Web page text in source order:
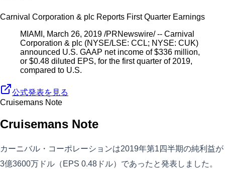
Carnival Corporation & plc Reports First Quarter Earnings
MIAMI, March 26, 2019 /PRNewswire/ -- Carnival
Corporation & plc (NYSE/LSE: CCL; NYSE: CUK)
announced U.S. GAAP net income of $336 million,
or $0.48 diluted EPS, for the first quarter of 2019,
compared to U.S.
公式発表を見る
Cruisemans Note
Cruisemans Note
カーニバル・コーポレーションは2019年第1四半期の純利益が
3億3600万ドル（EPS 0.48ドル）であったと発表しました。